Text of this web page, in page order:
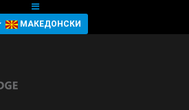
МАКЕДОНСКИ